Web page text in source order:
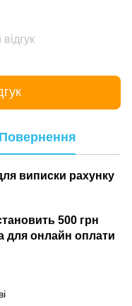
Повернення
виписки рахунку
500 грн
для онлайн оплати